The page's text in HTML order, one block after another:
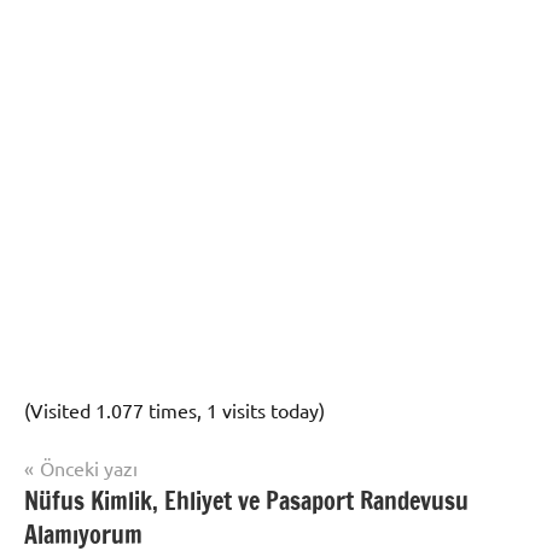
(Visited 1.077 times, 1 visits today)
Nüfus
İşlemleri
Yazı
gezinmesi
Önceki yazı
Nüfus Kimlik, Ehliyet ve Pasaport Randevusu
Alamıyorum